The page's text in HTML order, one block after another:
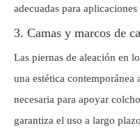
adecuadas para
3. Camas y marcos de
Las piernas de aleación en
una estética
necesaria para apoyar
garantiza el uso a largo